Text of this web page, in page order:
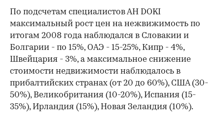
По подсчетам специалистов АН DOKI
максимальный рост цен на нежвижимость по
итогам 2008 года наблюдался в Словакии и
Болгарии - по 15%, ОАЭ - 15-25%, Кипр - 4%,
Швейцария - 3%, а максимальное снижение
стоимости недвижимости наблюдалось в
прибалтийских странах (от 20 до 60%), США (30-
50%), Великобритания (10-20%), Испания (15-
35%), Ирландия (15%), Новая Зеландия (10%).